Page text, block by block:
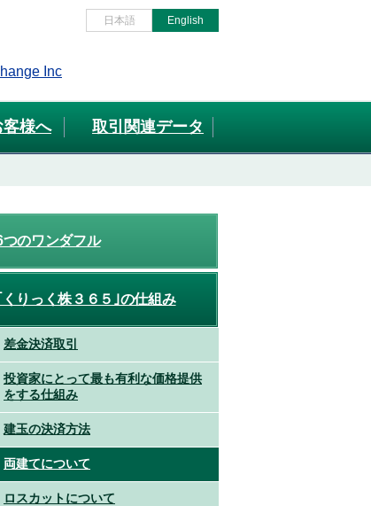
日本語 English
客様へ 取引関連データ
つのワンダフル
くりっく株３６５｣の仕組み
差金決済取引
投資家にとって最も有利な価格提供
をする仕組み
建玉の決済方法
両建てについて
ロスカットについて